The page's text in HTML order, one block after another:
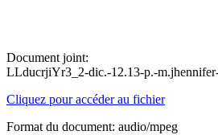
Document joint:
LLducrjiYr3_2-dic.-12.13-p.-
Cliquez pour accéder au fichier
Format du document: audio/mpeg